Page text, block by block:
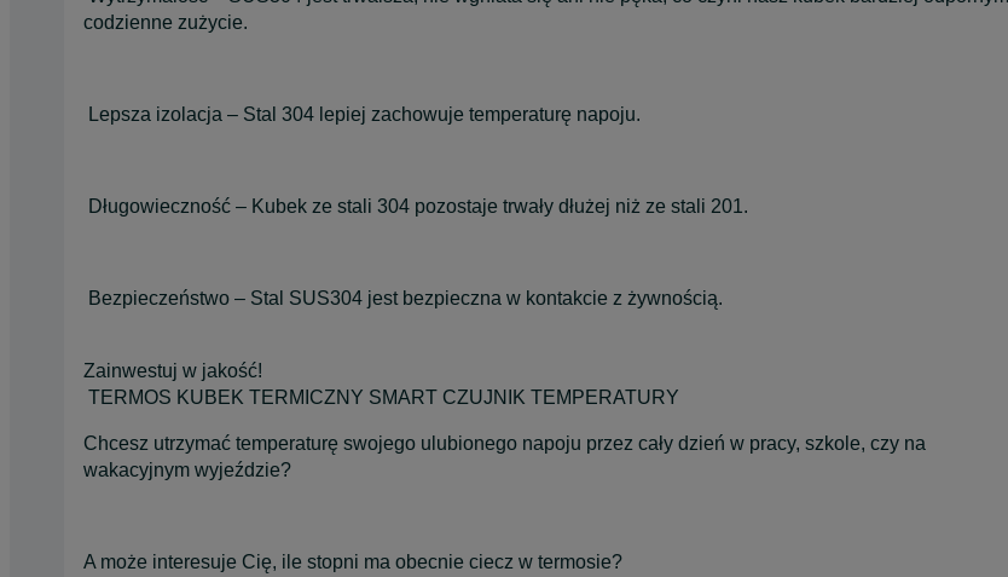
codzienne zużycie.
Lepsza izolacja – Stal 304 lepiej zachowuje temperaturę napoju.
Długowieczność – Kubek ze stali 304 pozostaje trwały dłużej niż ze stali 201.
Bezpieczeństwo – Stal SUS304 jest bezpieczna w kontakcie z żywnością.
Zainwestuj w jakość!
TERMOS KUBEK TERMICZNY SMART CZUJNIK TEMPERATURY
Chcesz utrzymać temperaturę swojego ulubionego napoju przez cały dzień w pracy, szkole, czy na
wakacyjnym wyjeździe?
A może interesuje Cię, ile stopni ma obecnie ciecz w termosie?